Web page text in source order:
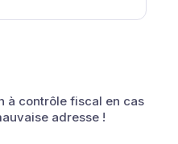
à contrôle fiscal en cas
adresse !